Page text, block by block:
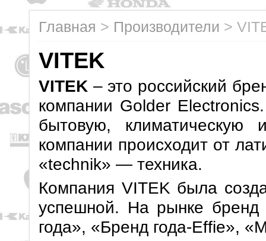
Главная > Производители >
VITEK
VITEK – это российский
компании Golder
бытовую, климатическую
компании происходит от
«technik» — техника.
Компания VITEK была
успешной. На рынке бренд
года», «Бренд года-Effie»,